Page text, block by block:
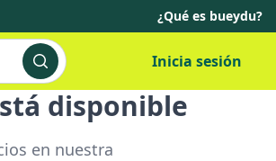
¿Qué es bueydu?
Inicia sesión
disponible
en nuestra